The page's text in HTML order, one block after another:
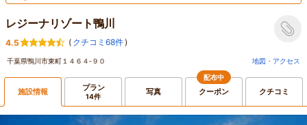
レジーナリゾート鴨川
4.5 ( クチコミ68件)
千葉県鴨川市東町１４６４‐９０ 地図・アクセス
施設情報 プラン
14件 写真
配布中
クーポン クチコミ